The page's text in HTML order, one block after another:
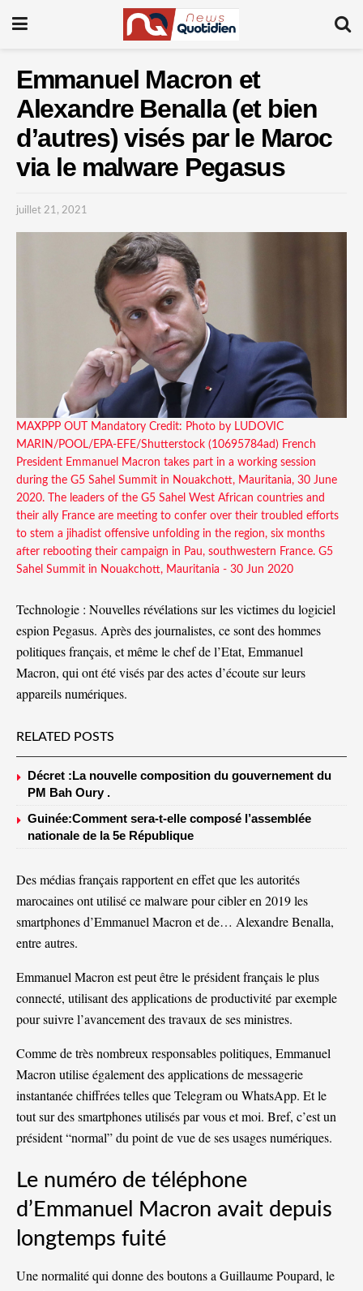
Emmanuel Macron et
Alexandre Benalla (et bien
d’autres) visés par le Maroc
via le malware Pegasus
juillet 21, 2021
MAXPPP OUT Mandatory Credit: Photo by LUDOVIC
MARIN/POOL/EPA-EFE/Shutterstock (10695784ad) French
President Emmanuel Macron takes part in a working session
during the G5 Sahel Summit in Nouakchott, Mauritania, 30 June
2020. The leaders of the G5 Sahel West African countries and
their ally France are meeting to confer over their troubled efforts
to stem a jihadist offensive unfolding in the region, six months
after rebooting their campaign in Pau, southwestern France. G5
Sahel Summit in Nouakchott, Mauritania - 30 Jun 2020
Technologie : Nouvelles révélations sur les victimes du logiciel
espion Pegasus. Après des journalistes, ce sont des hommes
politiques français, et même le chef de l’Etat, Emmanuel
Macron, qui ont été visés par des actes d’écoute sur leurs
appareils numériques.
RELATED POSTS
Décret :La nouvelle composition du gouvernement du
PM Bah Oury .
Guinée:Comment sera-t-elle composé l’assemblée
nationale de la 5e République
Des médias français rapportent en effet que les autorités
marocaines ont utilisé ce malware pour cibler en 2019 les
smartphones d’Emmanuel Macron et de… Alexandre Benalla,
entre autres.
Emmanuel Macron est peut être le président français le plus
connecté, utilisant des applications de productivité par exemple
pour suivre l’avancement des travaux de ses ministres.
Comme de très nombreux responsables politiques, Emmanuel
Macron utilise également des applications de messagerie
instantanée chiffrées telles que Telegram ou WhatsApp. Et le
tout sur des smartphones utilisés par vous et moi. Bref, c’est un
président “normal” du point de vue de ses usages numériques.
Le numéro de téléphone
d’Emmanuel Macron avait depuis
longtemps fuité
Une normalité qui donne des boutons a Guillaume Poupard, le